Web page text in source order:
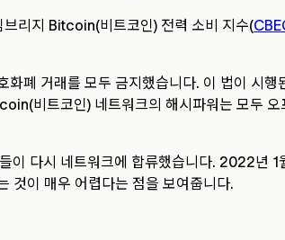
리지 Bitcoin(비트코인) 전력 소비 지수(
폐 거래를 모두 금지했습니다. 이 법이 시
비트코인) 네트워크의 해시파워는 모두
다시 네트워크에 합류했습니다. 2022년
것이 매우 어렵다는 점을 보여줍니다.